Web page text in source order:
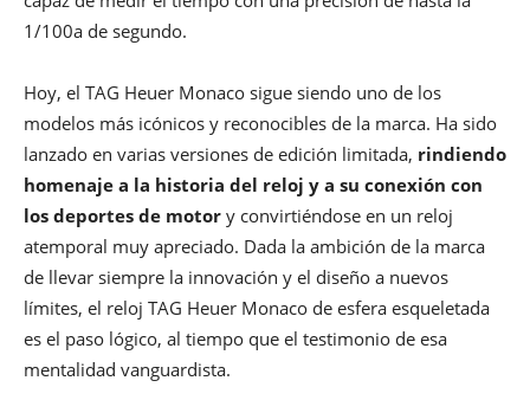
1/100a de segundo.
Hoy, el TAG Heuer Monaco sigue siendo uno de los
modelos más icónicos y reconocibles de la marca. Ha sido
lanzado en varias versiones de edición limitada, rindiendo
homenaje a la historia del reloj y a su conexión con
los deportes de motor y convirtiéndose en un reloj
atemporal muy apreciado. Dada la ambición de la marca
de llevar siempre la innovación y el diseño a nuevos
límites, el reloj TAG Heuer Monaco de esfera esqueletada
es el paso lógico, al tiempo que el testimonio de esa
mentalidad vanguardista.